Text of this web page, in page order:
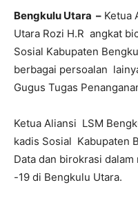
Bengkulu Utara – Ketua
Utara Rozi H.R angkat
Sosial Kabupaten
berbagai persoalan
Gugus Tugas
Ketua Aliansi LSM
kadis Sosial Kabupaten
Data dan birokrasi dalam
-19 di Bengkulu Utara.